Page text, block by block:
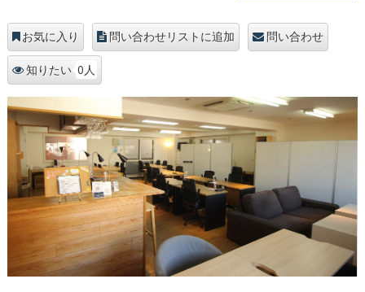
お気に入り 問い合わせリストに追加 問い合わせ
知りたい 0人